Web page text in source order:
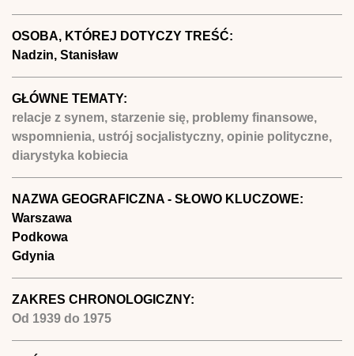
OSOBA, KTÓREJ DOTYCZY TREŚĆ:
Nadzin, Stanisław
GŁÓWNE TEMATY:
relacje z synem, starzenie się, problemy finansowe,
wspomnienia, ustrój socjalistyczny, opinie polityczne,
diarystyka kobiecia
NAZWA GEOGRAFICZNA - SŁOWO KLUCZOWE:
Warszawa
Podkowa
Gdynia
ZAKRES CHRONOLOGICZNY:
Od 1939 do 1975